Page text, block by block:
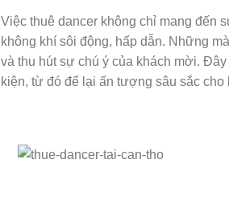
Việc thuê dancer không chỉ mang đến
không khí sôi động, hấp dẫn. Những
và thu hút sự chú ý của khách mời.
kiện, từ đó để lại ấn tượng sâu sắc cho